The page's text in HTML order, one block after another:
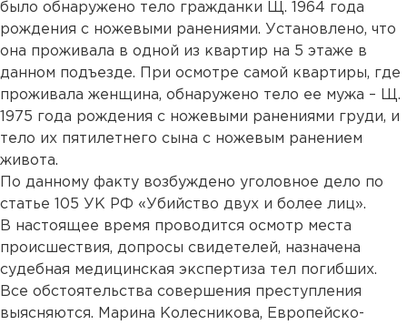
было обнаружено тело гражданки Щ. 1964 года
рождения с ножевыми ранениями. Установлено, что
она проживала в одной из квартир на 5 этаже в
данном подъезде. При осмотре самой квартиры, где
проживала женщина, обнаружено тело ее мужа – Щ.
1975 года рождения с ножевыми ранениями груди, и
тело их пятилетнего сына с ножевым ранением
живота.
По данному факту возбуждено уголовное дело по
статье 105 УК РФ «Убийство двух и более лиц».
В настоящее время проводится осмотр места
происшествия, допросы свидетелей, назначена
судебная медицинская экспертиза тел погибших.
Все обстоятельства совершения преступления
выясняются. Марина Колесникова, Европейско-